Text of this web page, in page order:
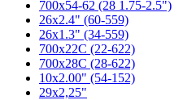
700x54-62 (28 1.75-2.5")
26x2.4" (60-559)
26x1.3" (34-559)
700x22C (22-622)
700x28C (28-622)
10x2.00" (54-152)
29x2,25"